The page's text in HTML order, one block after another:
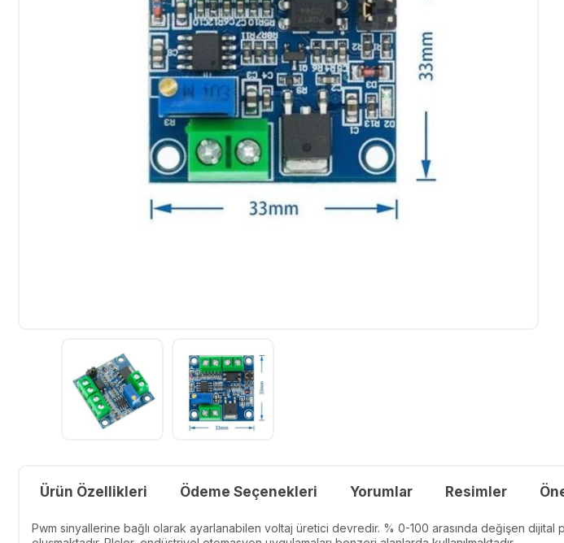
Ürün Özellikleri Ödeme Seçenekleri Yorumlar Resimler
Pwm sinyallerine bağlı olarak ayarlanabilen voltaj üretici devredir. % 0-100 arasında değişen dijital